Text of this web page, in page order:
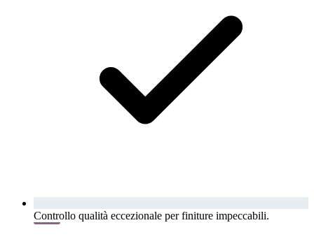
Controllo qualità eccezionale per finiture impeccabili.